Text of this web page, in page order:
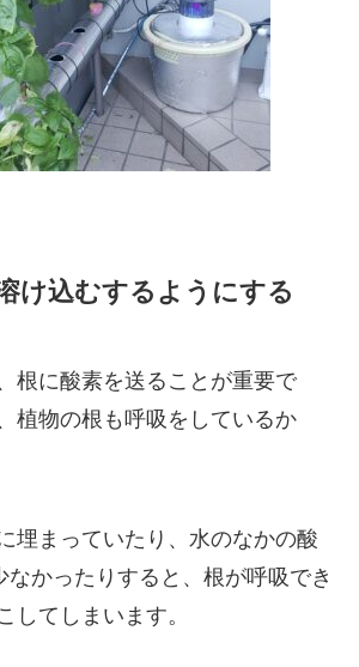
け込むするようにする
根に酸素を送ることが重要で
植物の根も呼吸をしているか
埋まっていたり、水のなかの酸
なかったりすると、根が呼吸でき
してしまいます。